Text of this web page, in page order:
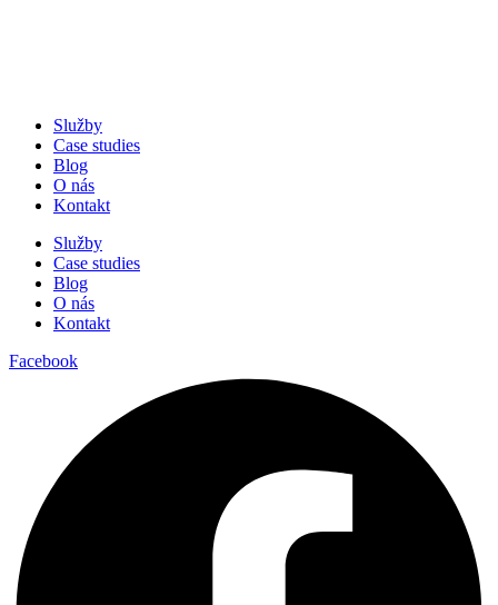
Služby
Case studies
Blog
O nás
Kontakt
Služby
Case studies
Blog
O nás
Kontakt
Facebook